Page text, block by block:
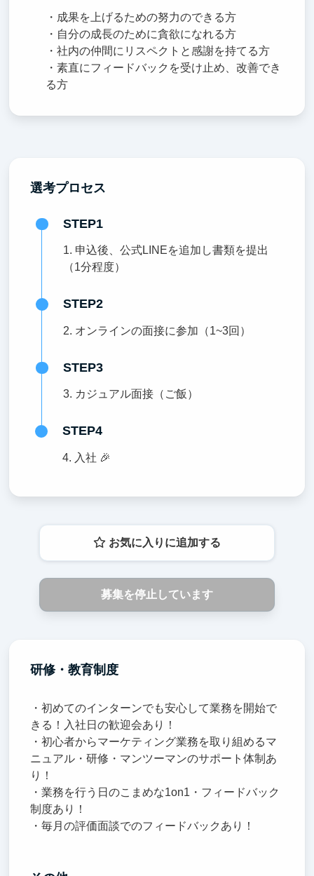
・成果を上げるための努力のできる方
・自分の成長のために貪欲になれる方
・社内の仲間にリスペクトと感謝を持てる方
・素直にフィードバックを受け止め、改善でき
る方
選考プロセス
STEP1
1. 申込後、公式LINEを追加し書類を提出
（1分程度）
STEP2
2. オンラインの面接に参加（1~3回）
STEP3
3. カジュアル面接（ご飯）
STEP4
4. 入社 🎉
お気に入りに追加する
募集を停止しています
研修・教育制度
・初めてのインターンでも安心して業務を開始で
きる！入社日の歓迎会あり！
・初心者からマーケティング業務を取り組めるマ
ニュアル・研修・マンツーマンのサポート体制あ
り！
・業務を行う日のこまめな1on1・フィードバック
制度あり！
・毎月の評価面談でのフィードバックあり！